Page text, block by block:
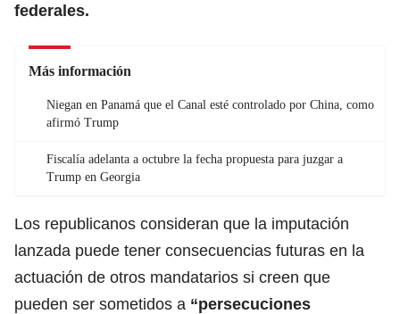
federales.
Más información
Niegan en Panamá que el Canal esté controlado por China, como
afirmó Trump
Fiscalía adelanta a octubre la fecha propuesta para juzgar a
Trump en Georgia
Los republicanos consideran que la imputación
lanzada puede tener consecuencias futuras en la
actuación de otros mandatarios si creen que
pueden ser sometidos a “persecuciones